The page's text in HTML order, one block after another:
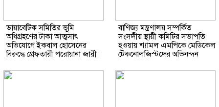
ডায়াবেটিক সমিতির ভূমি
অধিগ্রহণের টাকা আত্মসাৎ
অভিযোগে ইকবাল হোসেনের
বিরুদ্ধে গ্রেফতারী পরোয়ানা জারী।
বাণিজ্য মন্ত্রণালয় সম্পর্কিত
সংসদীয় স্থায়ী কমিটির সভাপতি
হওয়ায় শ্যামল এমপিকে মেডিকেল
টেকনোলজিস্টদের অভিনন্দন